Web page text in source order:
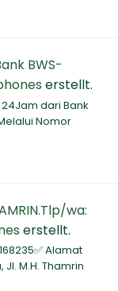
BWS-
erstellt.
dari Bank
Nomor
wa:
erstellt.
Alamat
M.H. Thamrin